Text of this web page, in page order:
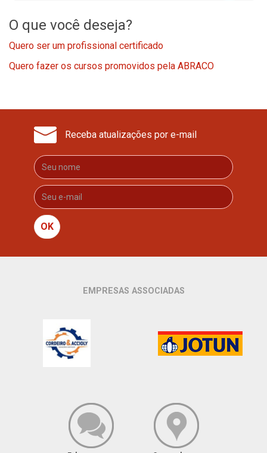
O que você deseja?
Quero ser um profissional certificado
Quero fazer os cursos promovidos pela ABRACO
Receba atualizações por e-mail
OK
EMPRESAS ASSOCIADAS